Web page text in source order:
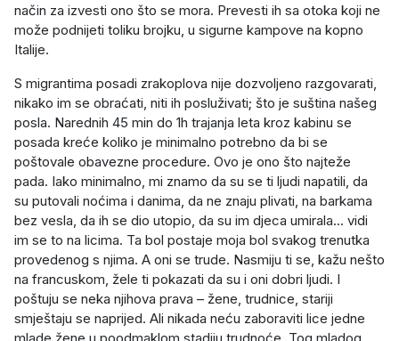
način za izvesti ono što se mora. Prevesti ih sa otoka koji ne
može podnijeti toliku brojku, u sigurne kampove na kopno
Italije.
S migrantima posadi zrakoplova nije dozvoljeno razgovarati,
nikako im se obraćati, niti ih posluživati; što je suština našeg
posla. Narednih 45 min do 1h trajanja leta kroz kabinu se
posada kreće koliko je minimalno potrebno da bi se
poštovale obavezne procedure. Ovo je ono što najteže
pada. Iako minimalno, mi znamo da su se ti ljudi napatili, da
su putovali noćima i danima, da ne znaju plivati, na barkama
bez vesla, da ih se dio utopio, da su im djeca umirala... vidi
im se to na licima. Ta bol postaje moja bol svakog trenutka
provedenog s njima. A oni se trude. Nasmiju ti se, kažu nešto
na francuskom, žele ti pokazati da su i oni dobri ljudi. I
poštuju se neka njihova prava – žene, trudnice, stariji
smještaju se naprijed. Ali nikada neću zaboraviti lice jedne